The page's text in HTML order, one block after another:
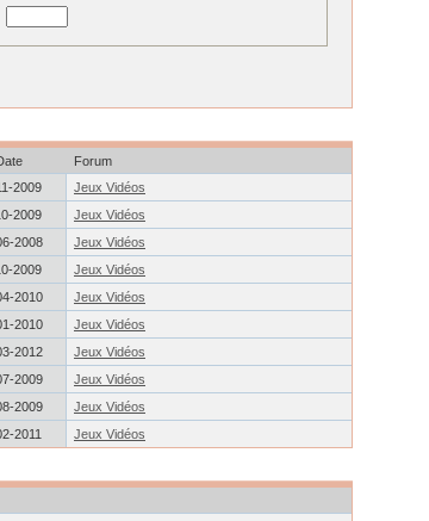
Forum
2009
Jeux Vidéos
2009
Jeux Vidéos
2008
Jeux Vidéos
2009
Jeux Vidéos
2010
Jeux Vidéos
2010
Jeux Vidéos
2012
Jeux Vidéos
2009
Jeux Vidéos
2009
Jeux Vidéos
2011 Jeux Vidéos